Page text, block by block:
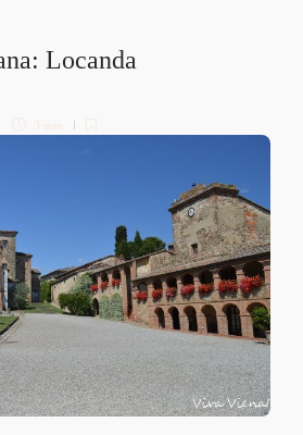
Locanda
3 min